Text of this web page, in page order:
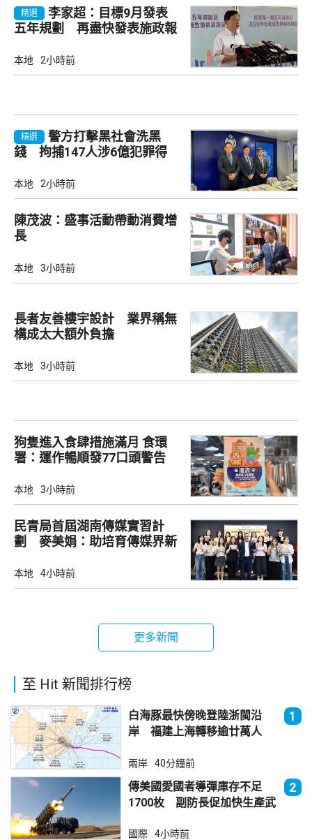
精選
李家超：目標9月發表
五年規劃 再盡快發表施政報
本地 2小時前
精選
警方打擊黑社會洗黑
錢 拘捕147人涉6億犯罪得
本地 2小時前
陳茂波：盛事活動帶動消費增
長
本地 3小時前
長者友善樓宇設計 業界稱無
構成太大額外負擔
本地 3小時前
狗隻進入食肆措施滿月 食環
署：運作暢順發77口頭警告
本地 3小時前
民青局首屆湖南傳媒實習計
劃 麥美娟：助培育傳媒界新
本地 4小時前
更多新聞
至 Hit 新聞排行榜
白海豚最快傍晚登陸浙閩沿
岸 福建上海轉移逾廿萬人
1
兩岸 40分鐘前
傳美國愛國者導彈庫存不足
1700枚 副防長促加快生產武
2
國際 4小時前